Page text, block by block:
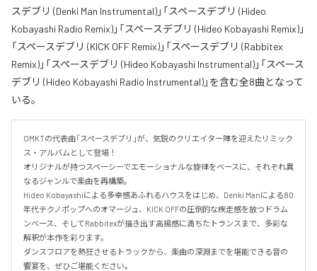
スデブリ (Denki Man Instrumental)」「スペースデブリ (Hideo
Kobayashi Radio Remix)」「スペースデブリ (Hideo Kobayashi Remix)」
「スペースデブリ (KICK OFF Remix)」「スペースデブリ (Rabbitex
Remix)」「スペースデブリ (Hideo Kobayashi Instrumental)」「スペース
デブリ (Hideo Kobayashi Radio Instrumental)」を含む全8曲となって
いる。
OMKTの代表曲「スペースデブリ」が、気鋭のクリエイター陣を迎えたリミック
ス・アルバムとして登場！
オリジナルが持つスペーシーでエモーショナルな旋律をベースに、それぞれ異
なるジャンルで楽曲を再構築。
Hideo Kobayashiによる多幸感あふれるハウスをはじめ、Denki Manによる80
年代テクノポップへのオマージュ、KICK OFFの圧倒的な疾走感を放つドラム
ンベース、そしてRabbitexが描き出す高揚感に満ちたトランスまで、多彩な
解釈が本作を彩ります。
ダンスフロアを熱狂させるトラックから、楽曲の深淵までを堪能できる音の
饗宴を、ぜひご堪能ください。